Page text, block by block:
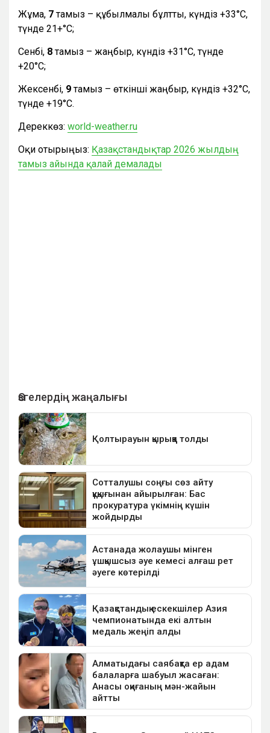
Жұма, 7тамыз – құбылмалы бұлтты, күндіз +33°С,
түнде 21+°С;
Сенбі, 8тамыз – жаңбыр, күндіз +31°С, түнде
+20°С;
Жексенбі, 9тамыз – өткінші жаңбыр, күндіз +32°С,
түнде +19°С.
Дереккөз: world-weather.ru
Оқи отырыңыз: Қазақстандықтар 2026 жылдың
тамыз айында қалай демалады